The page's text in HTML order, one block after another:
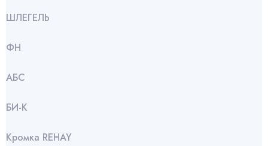
ШЛЕГЕЛЬ
ФН
АБС
БИ-К
Кромка REHAY